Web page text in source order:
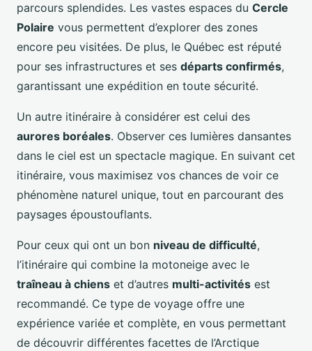
parcours splendides. Les vastes espaces du Cercle
Polaire vous permettent d’explorer des zones
encore peu visitées. De plus, le Québec est réputé
pour ses infrastructures et ses départs confirmés,
garantissant une expédition en toute sécurité.
Un autre itinéraire à considérer est celui des
aurores boréales. Observer ces lumières dansantes
dans le ciel est un spectacle magique. En suivant cet
itinéraire, vous maximisez vos chances de voir ce
phénomène naturel unique, tout en parcourant des
paysages époustouflants.
Pour ceux qui ont un bon niveau de difficulté,
l’itinéraire qui combine la motoneige avec le
traîneau à chiens et d’autres multi-activités est
recommandé. Ce type de voyage offre une
expérience variée et complète, en vous permettant
de découvrir différentes facettes de l’Arctique